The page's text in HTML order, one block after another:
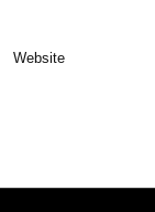
Website